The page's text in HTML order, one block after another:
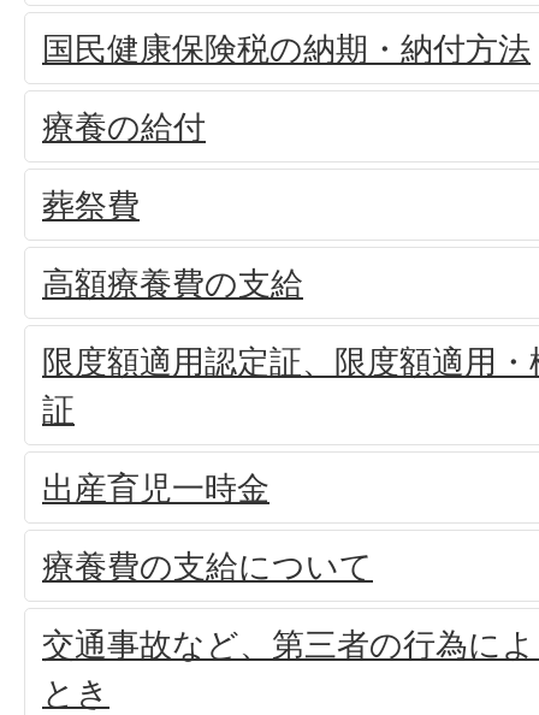
国民健康保険税の納期・納付方法
療養の給付
葬祭費
高額療養費の支給
限度額適用認定証、限度額適用
証
出産育児一時金
療養費の支給について
交通事故など、第三者の行為に
とき